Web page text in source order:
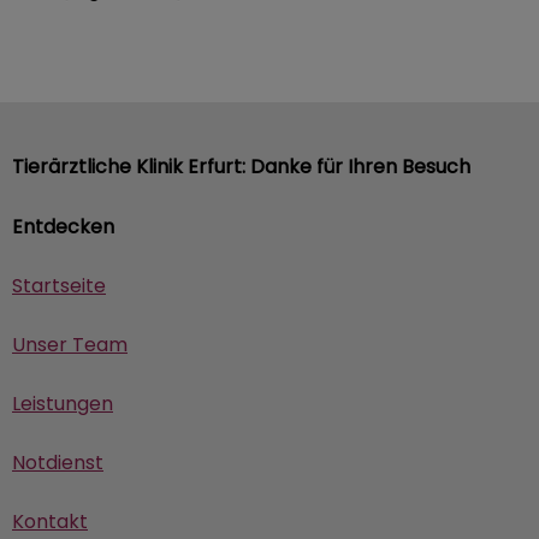
Entdecken
Startseite
Unser Team
Leistungen
Notdienst
Kontakt
Tierärztliche Klinik Erfurt: Danke für Ihren Besuch